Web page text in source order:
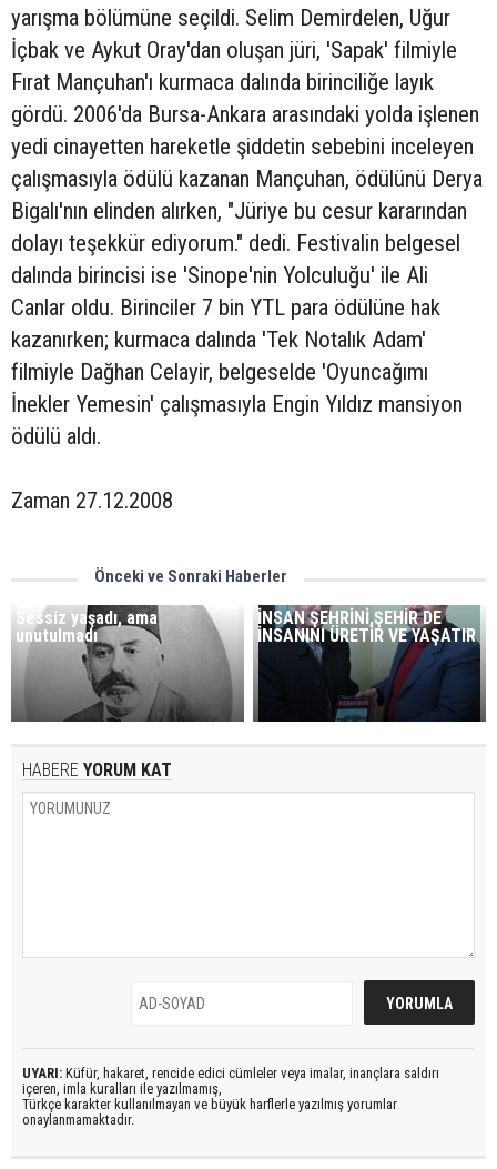
yarışma bölümüne seçildi. Selim Demirdelen, Uğur
İçbak ve Aykut Oray'dan oluşan jüri, 'Sapak' filmiyle
Fırat Mançuhan'ı kurmaca dalında birinciliğe layık
gördü. 2006'da Bursa-Ankara arasındaki yolda işlenen
yedi cinayetten hareketle şiddetin sebebini inceleyen
çalışmasıyla ödülü kazanan Mançuhan, ödülünü Derya
Bigalı'nın elinden alırken, "Jüriye bu cesur kararından
dolayı teşekkür ediyorum." dedi. Festivalin belgesel
dalında birincisi ise 'Sinope'nin Yolculuğu' ile Ali
Canlar oldu. Birinciler 7 bin YTL para ödülüne hak
kazanırken; kurmaca dalında 'Tek Notalık Adam'
filmiyle Dağhan Celayir, belgeselde 'Oyuncağımı
İnekler Yemesin' çalışmasıyla Engin Yıldız mansiyon
ödülü aldı.
Zaman 27.12.2008
Önceki ve Sonraki Haberler
Sessiz yaşadı, ama
unutulmadı
İNSAN ŞEHRİNİ,ŞEHİR DE
İNSANINI ÜRETİR VE YAŞATIR
HABERE YORUM KAT
UYARI: Küfür, hakaret, rencide edici cümleler veya imalar, inançlara saldırı
içeren, imla kuralları ile yazılmamış,
Türkçe karakter kullanılmayan ve büyük harflerle yazılmış yorumlar
onaylanmamaktadır.